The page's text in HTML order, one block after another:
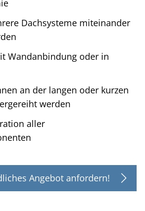
Dachsysteme miteinander
Wandanbindung oder in
an der langen oder kurzen
werden
aller
Angebot anfordern!